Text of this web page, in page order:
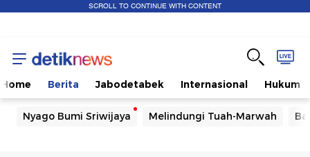
SCROLL TO CONTINUE WITH CONTENT
Home Berita Jabodetabek Internasional Hukum
Nyago Bumi Sriwijaya Melindungi Tuah-Marwah